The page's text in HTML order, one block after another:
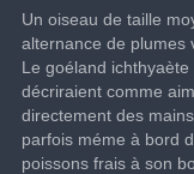
Un oiseau de taille
alternance de plumes
Le goéland
décriraient comme
directement des
parfois méme à bord
poissons frais à son